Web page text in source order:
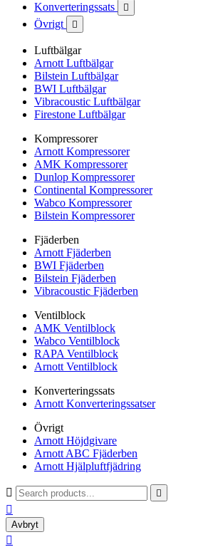
Konverteringssats 
Övrigt 
Luftbälgar
Arnott Luftbälgar
Bilstein Luftbälgar
BWI Luftbälgar
Vibracoustic Luftbälgar
Firestone Luftbälgar
Kompressorer
Arnott Kompressorer
AMK Kompressorer
Dunlop Kompressorer
Continental Kompressorer
Wabco Kompressorer
Bilstein Kompressorer
Fjäderben
Arnott Fjäderben
BWI Fjäderben
Bilstein Fjäderben
Vibracoustic Fjäderben
Ventilblock
AMK Ventilblock
Wabco Ventilblock
RAPA Ventilblock
Arnott Ventilblock
Konverteringssats
Arnott Konverteringssatser
Övrigt
Arnott Höjdgivare
Arnott ABC Fjäderben
Arnott Hjälpluftfjädring
 

Avbryt
